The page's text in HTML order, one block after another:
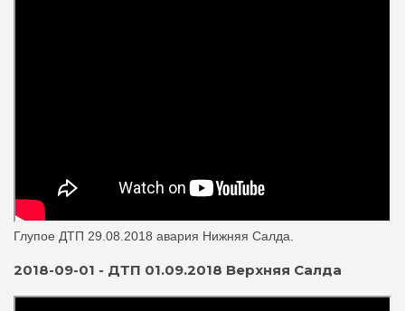
Глупое ДТП 29.08.2018 авария Нижняя Салда.
2018-09-01 - ДТП 01.09.2018 Верхняя Салда